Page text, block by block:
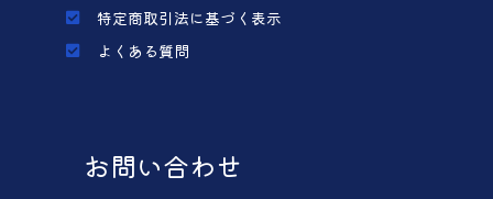
特定商取引法に基づく表示
よくある質問
お問い合わせ